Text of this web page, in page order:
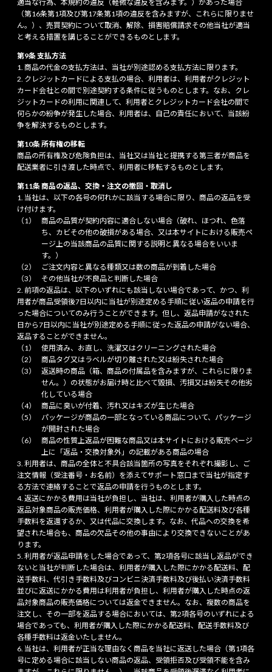
適当な行為、本規約の違反（軽微な違反を含みます。）があった場合
（第16条第1項及び第17条第1項の違反を含みますが、これらに限りませ
ん。）、売買契約について取消、解除、損害賠償請求その他当社が適当
と考える措置を講じることができるものとします。
第9条 支払方法
商品の代金の支払方法は、当社が別途認める支払方法に限ります。
クレジットカードによる支払の場合、利用者は、利用者がクレジット
カード会社との間で別途契約する条件に従うものとします。なお、クレ
ジットカードの利用に関連して、利用者とクレジットカード会社の間で
何らかの紛争が発生した場合、利用者は、自己の責任において、当該紛
争を解決するものとします。
第10条 所有権の移転
商品の所有権及び危険負担は、当社又は当社と提携する第三者が商品を
配送業者に引き渡した時点で、利用者に移転するものとします。
第11条 商品の返品、交換・注文の撤回・取消し
当社は、以下の各号の何れかに該当する場合に限り、商品の返品を受
け付けます。
商品の品質が契約内容に適合しない場合（破れ、ほつれ、色落
ち、カビその他の破損がある場合、又は本サイトにおける販売ペ
ージ上の当該商品の品質に関する説明と異なる場合をいいま
す。）
ご注文内容と異なる種類又は数の商品が到着した場合
その他当社が不良品と判断した場合
前項の返品は、以下のいずれにも該当しない場合であって、かつ、利
用者が商品受領後7日以内に当社が別途定める手順に従い返品の申請を行
った場合についてのみ行うことができます。但し、返品申請がなされた
日から7日以内に当社が別途定める手順に従った返品の申請がない場合、
返品することができません。
使用済み、お直し、洗濯又はクリーニングされた場合
商品タグ又はラベルが切り離された又は紛失された場合
返送時の商品（箱、商品の付属品を含みますが、これらに限りま
せん。）の状態がお届け時と比べて毀損、汚損又は紛失その他劣
化している場合
商品に臭いが付着、汚れ又はキズが生じた場合
パッケージが商品の一部となっている商品について、パッケージ
が開封された場合
商品の性質上返品が困難な商品又は本サイトにおける販売ページ
上に「返品・交換対象外」の記載がある商品の場合
利用者は、商品の全体と不具合該当箇所の写真をそれぞれ撮影し、ご
注文情報（受注番号・お名前）を添えてサポート窓口まで当社が指定す
る方法で連絡することで返品の申請を行うものとします。
返送にかかる費用は当社が負担し、当社は、利用者が購入した時点の
返品対象商品の販売価格、利用者が購入した際にかかる配送料及び各種
手数料を返還するか、又は代品に交換します。なお、代品への交換を希
望された場合も、商品の欠品その他の事由により交換できないことがあ
ります。
利用者が返品申請をした場合であって、第2項各号に該当し返品ができ
ないと当社が判断した場合は、利用者が購入した際にかかる配送料、配
送手数料、代引き手数料及びコンビニ決済手数料及び後払い決済手数料
並びに返送にかかる費用は利用者が負担し、利用者が購入した時点の返
品対象商品の販売価格については返金できません。なお、複数の商品を
注文し、その一部を返品する場合においては、第2項各号のいずれによる
場合であっても、利用者が購入した際にかかる配送料、配送手数料及び
各種手数料は返金いたしません。
当社は、利用者が正当な理由なく商品を当社に返送した場合（第1項各
号に定める場合に該当しない商品の返品、受領拒否及び受領不能を含み